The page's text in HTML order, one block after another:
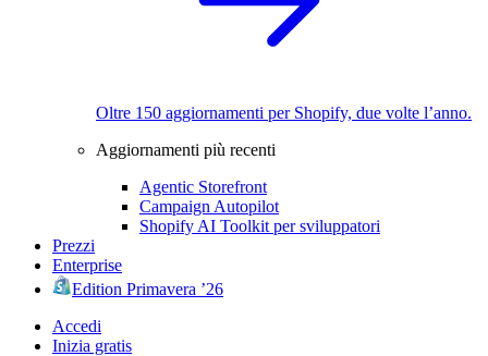
Oltre 150 aggiornamenti per Shopify, due volte l’anno.
Aggiornamenti più recenti
Agentic Storefront
Campaign Autopilot
Shopify AI Toolkit per sviluppatori
Prezzi
Enterprise
Edition Primavera ’26
Accedi
Inizia gratis